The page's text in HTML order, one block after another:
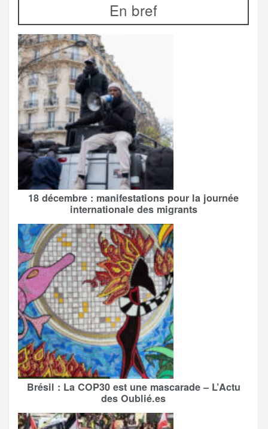
En bref
18 décembre : manifestations pour la journée
internationale des migrants
Brésil : La COP30 est une mascarade – L’Actu
des Oublié.es